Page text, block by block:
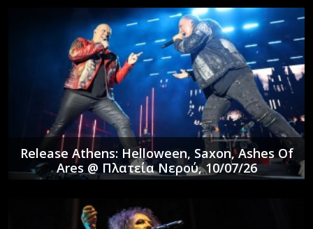
Release Athens: Helloween, Saxon, Ashes Of
Ares @ Πλατεία Νερού, 10/07/26